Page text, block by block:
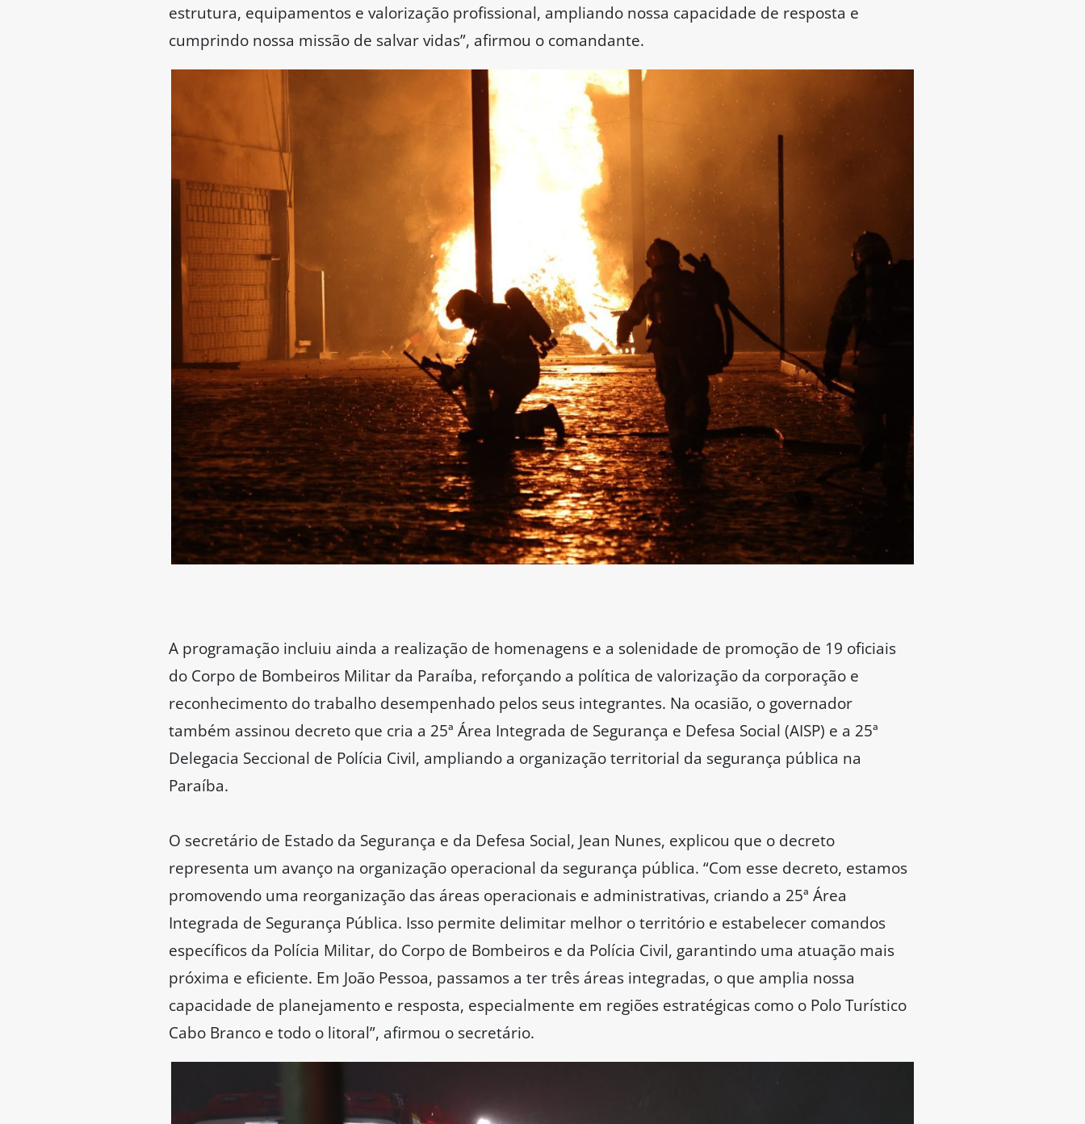
estrutura, equipamentos e valorização profissional, ampliando nossa capacidade de resposta e
cumprindo nossa missão de salvar vidas”, afirmou o comandante.
A programação incluiu ainda a realização de homenagens e a solenidade de promoção de 19 oficiais
do Corpo de Bombeiros Militar da Paraíba, reforçando a política de valorização da corporação e
reconhecimento do trabalho desempenhado pelos seus integrantes. Na ocasião, o governador
também assinou decreto que cria a 25ª Área Integrada de Segurança e Defesa Social (AISP) e a 25ª
Delegacia Seccional de Polícia Civil, ampliando a organização territorial da segurança pública na
Paraíba.
O secretário de Estado da Segurança e da Defesa Social, Jean Nunes, explicou que o decreto
representa um avanço na organização operacional da segurança pública. “Com esse decreto, estamos
promovendo uma reorganização das áreas operacionais e administrativas, criando a 25ª Área
Integrada de Segurança Pública. Isso permite delimitar melhor o território e estabelecer comandos
específicos da Polícia Militar, do Corpo de Bombeiros e da Polícia Civil, garantindo uma atuação mais
próxima e eficiente. Em João Pessoa, passamos a ter três áreas integradas, o que amplia nossa
capacidade de planejamento e resposta, especialmente em regiões estratégicas como o Polo Turístico
Cabo Branco e todo o litoral”, afirmou o secretário.